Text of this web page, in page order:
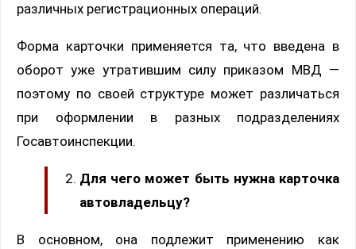
различных регистрационных операций.
Форма карточки применяется та, что введена в
оборот уже утратившим силу приказом МВД —
поэтому по своей структуре может различаться
при оформлении в разных подразделениях
Госавтоинспекции.
Для чего может быть нужна карточка
автовладельцу?
В основном, она подлежит применению как